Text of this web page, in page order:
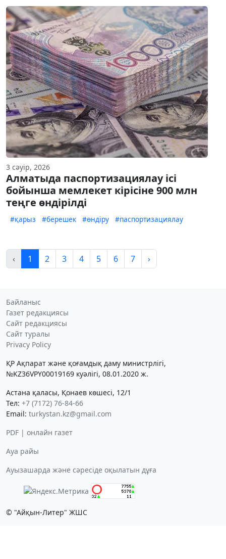
3 сәуір, 2026
Алматыда паспортизациялау ісі
бойынша мемлекет кірісіне 900 млн
теңге өндірілді
#қарыз #берешек #өндіру #паспортизациялау
‹ 1 2 3 4 5 6 7 ›
Байланыс
Газет редакциясы
Сайт редакциясы
Сайт туралы
Privacy Policy
ҚР Ақпарат және қоғамдық даму министрлігі,
№KZ36VPY00019169 куәлігі, 08.01.2020 ж.
Астана қаласы, Қонаев көшесі, 12/1
Тел: +7 (7172) 76-84-66
Email: turkystan.kz@gmail.com
PDF | онлайн газет
Ауа райы
Ауызашарда және сәресіде оқылатын дұға
© "Айқын-Литер" ЖШС